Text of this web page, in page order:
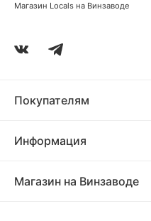
Покупателям
Информация
Магазин на Винзаводе
Магазин Locals на Винзаводе